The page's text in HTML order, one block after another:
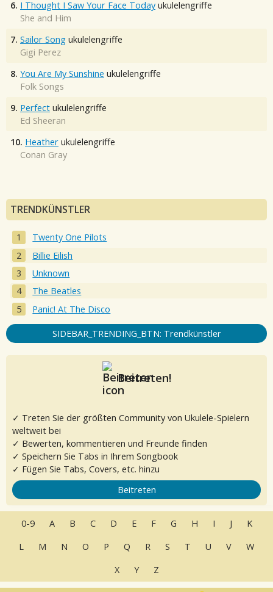
6. I Thought I Saw Your Face Today ukulelengriffe
She and Him
7. Sailor Song ukulelengriffe
Gigi Perez
8. You Are My Sunshine ukulelengriffe
Folk Songs
9. Perfect ukulelengriffe
Ed Sheeran
10. Heather ukulelengriffe
Conan Gray
TRENDKÜNSTLER
Twenty One Pilots
Billie Eilish
Unknown
The Beatles
Panic! At The Disco
SIDEBAR_TRENDING_BTN: Trendkünstler
Beitreten!
✓ Treten Sie der größten Community von Ukulele-Spielern
weltweit bei
✓ Bewerten, kommentieren und Freunde finden
✓ Speichern Sie Tabs in Ihrem Songbook
✓ Fügen Sie Tabs, Covers, etc. hinzu
Beitreten
0-9 A B C D E F G H I J
K
L
M N O P Q R S T U V
W
X
Y Z